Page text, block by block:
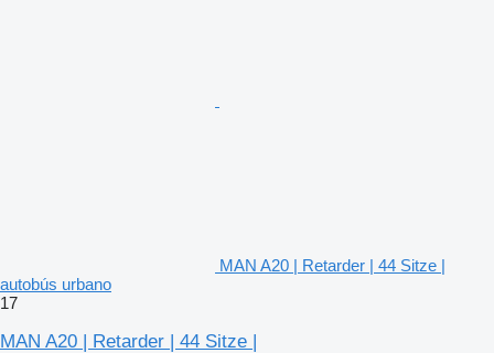
MAN A20 | Retarder | 44 Sitze |
autobús urbano
17
MAN A20 | Retarder | 44 Sitze |